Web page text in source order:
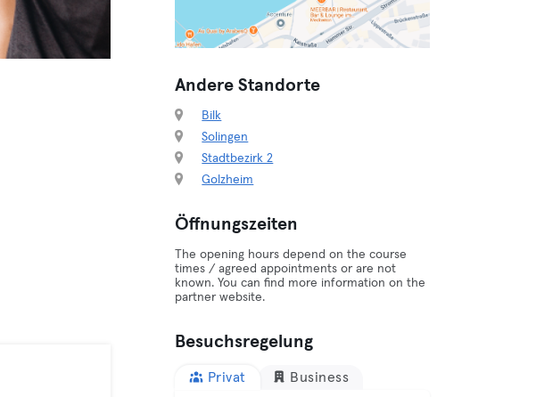
Andere Standorte
Bilk
Solingen
Stadtbezirk 2
Golzheim
Öffnungszeiten
The opening hours depend on the course
times / agreed appointments or are not
known. You can find more information on the
partner website.
Besuchsregelung
Privat Business